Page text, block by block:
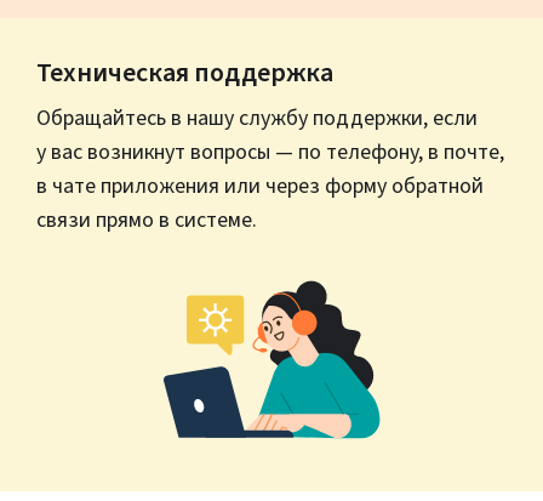
Техническая поддержка
Обращайтесь в нашу службу поддержки, если
у вас возникнут вопросы — по телефону, в почте,
в чате приложения или через форму обратной
связи прямо в системе.